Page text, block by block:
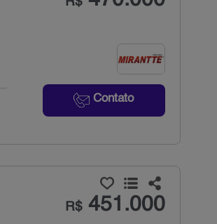
Contato
R$451.000